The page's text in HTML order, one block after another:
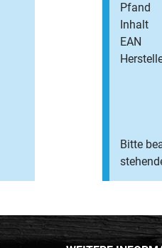
Pfand
Inhalt
EAN
Bitte